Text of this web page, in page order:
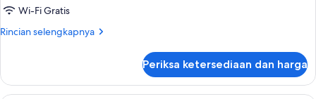
Wi-Fi Gratis
Rincian selengkapnya
Rincian
Suite
(Diplomatic)
Periksa ketersediaan dan harga